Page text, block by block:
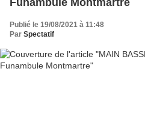
Publié le 19/08/2021 à 11:48
Par Spectatif